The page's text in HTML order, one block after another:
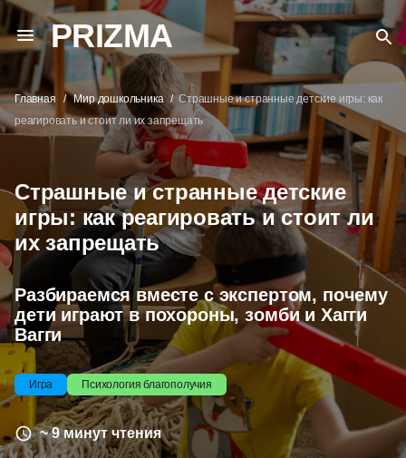
PRIZMA
Главная Мир дошкольника
Страшные и странные детские игры: как
реагировать и стоит ли их запрещать
Страшные и странные детские
игры: как реагировать и стоит ли
их запрещать
Разбираемся вместе с экспертом, почему
дети играют в похороны, зомби и Хагги
Вагги
Игра Психология благополучия
~ 9 минут чтения